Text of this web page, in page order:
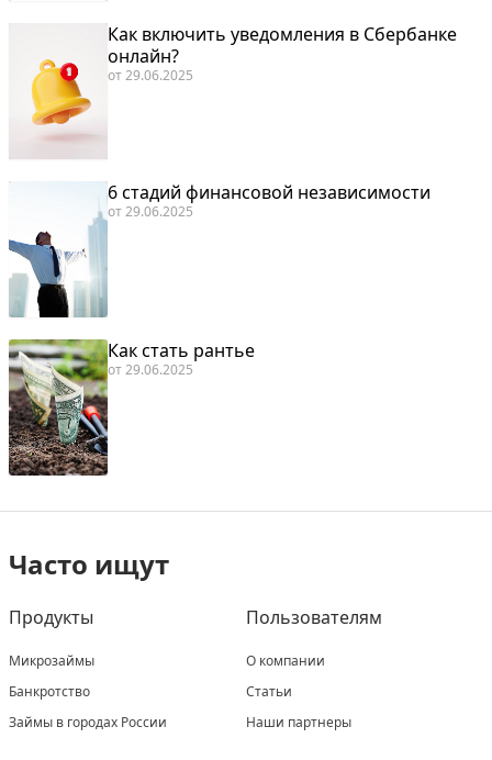
Как включить уведомления в Сбербанке
онлайн?
от29.06.2025
6 стадий финансовой независимости
от29.06.2025
Как стать рантье
от29.06.2025
Часто ищут
Продукты
Микрозаймы
Банкротство
Займы в городах России
Пользователям
О компании
Статьи
Наши партнеры